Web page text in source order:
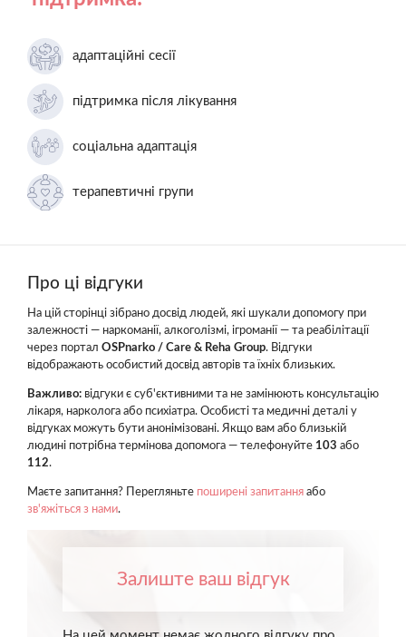
адаптаційні сесії
підтримка після лікування
соціальна адаптація
терапевтичні групи
Про ці відгуки
На цій сторінці зібрано досвід людей, які шукали допомогу при
залежності — наркоманії, алкоголізмі, ігроманії — та реабілітації
через портал OSPnarko / Care & Reha Group. Відгуки
відображають особистий досвід авторів та їхніх близьких.
Важливо: відгуки є суб'єктивними та не замінюють консультацію
лікаря, нарколога або психіатра. Особисті та медичні деталі у
відгуках можуть бути анонімізовані. Якщо вам або близькій
людині потрібна термінова допомога — телефонуйте 103 або
112.
Маєте запитання? Перегляньте поширені запитання або
зв'яжіться з нами.
Залиште ваш відгук